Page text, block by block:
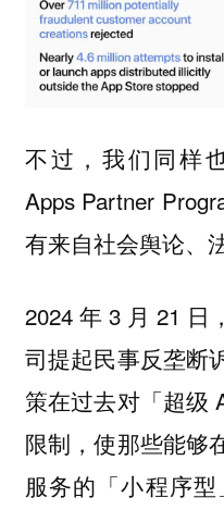
不过，我们同样
Apps Partner
有来自社会舆论、
2024 年 3 月 21 日
司提起民事反垄断
策在过去对「超级
限制，使那些能够
服务的「小程序